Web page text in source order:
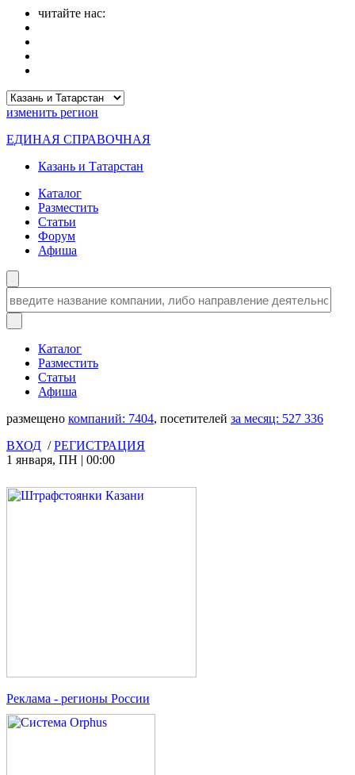
читайте нас:
изменить регион
ЕДИНАЯ СПРАВОЧНАЯ
Казань и Татарстан
Каталог
Разместить
Статьи
Форум
Афиша
Каталог
Разместить
Статьи
Афиша
размещено компаний: 7404, посетителей за месяц: 527 336
ВХОД /РЕГИСТРАЦИЯ
1 января, ПН | 00:00
Реклама - регионы России